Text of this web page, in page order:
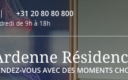
| +31 20 80 80 800
de 9h à 18h